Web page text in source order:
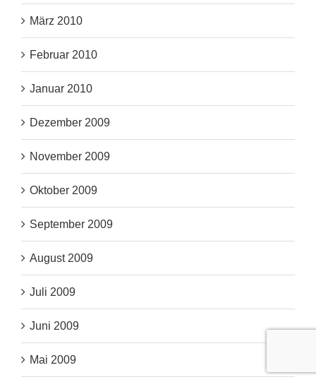
März 2010
Februar 2010
Januar 2010
Dezember 2009
November 2009
Oktober 2009
September 2009
August 2009
Juli 2009
Juni 2009
Mai 2009